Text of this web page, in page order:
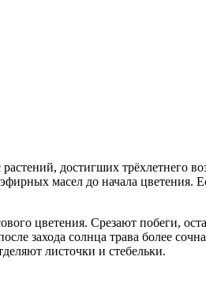
достигших трёхлетнего
масел до начала цветения.
цветения. Срезают побеги,
захода солнца трава более
листочки и стебельки.